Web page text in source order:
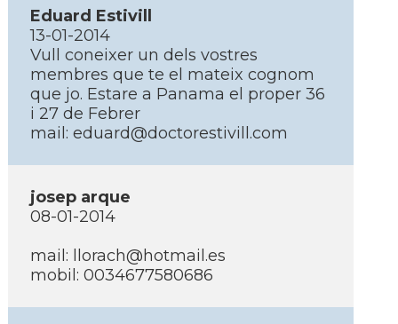
Eduard Estivill
13-01-2014
Vull coneixer un dels vostres
membres que te el mateix cognom
que jo. Estare a Panama el proper 36
i 27 de Febrer
mail: eduard@doctorestivill.com
josep arque
08-01-2014
mail: llorach@hotmail.es
mobil: 0034677580686